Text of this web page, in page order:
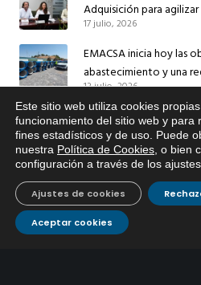
Adquisición para
sus redes e instalaciones
17 julio, 2026
EMACSA inicia hoy las
abastecimiento y una
Ingeniero Ruiz de Azúa
13 julio, 2026
Caracterización ZA
2026
9 julio, 2026
Caracterización ZA
Sem 2026
9 julio, 2026
Este sitio web utiliza cookies
funcionamiento del sitio web y para
fines estadísticos y de uso. Puede
nuestra Política de Cookies , o bien
configuración a través de los ajustes
Aceptar cookies
Ajustes de cookies